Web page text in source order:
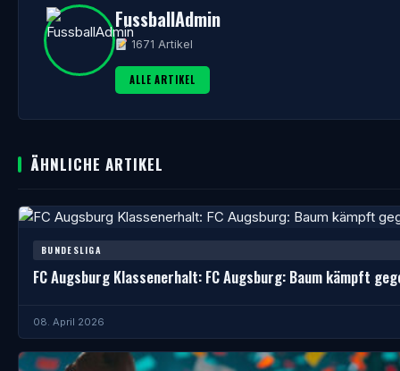
FussballAdmin
1671 Artikel
ALLE ARTIKEL
ÄHNLICHE ARTIKEL
BUNDESLIGA
FC Augsburg Klassenerhalt: FC Augsburg: Baum kämpft
08. April 2026